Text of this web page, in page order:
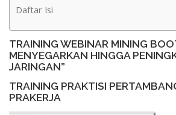
Daftar Isi
TRAINING WEBINAR MINING
MENYEGARKAN HINGGA
JARINGAN”
TRAINING PRAKTISI
PRAKERJA